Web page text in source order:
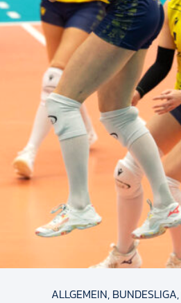
ALLGEMEIN, BUNDESLIGA,